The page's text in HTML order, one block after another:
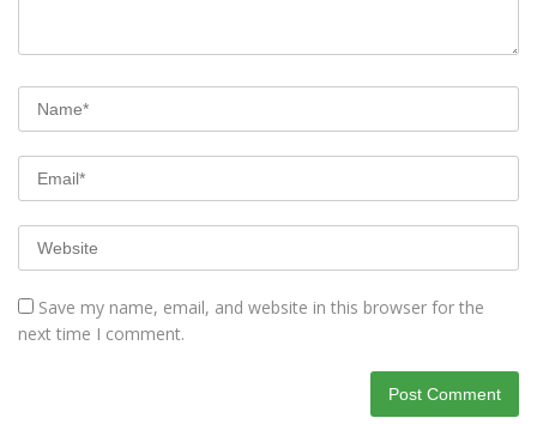
Save my name, email, and website in this browser for the
next time I comment.